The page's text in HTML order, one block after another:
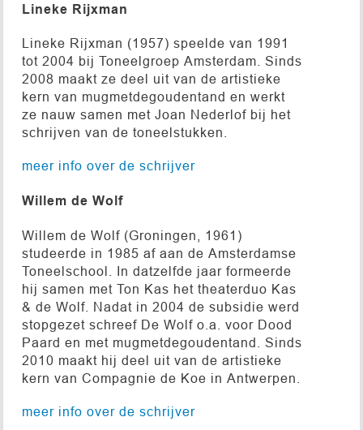
Lineke Rijxman
Lineke Rijxman (1957) speelde van 1991
tot 2004 bij Toneelgroep Amsterdam. Sinds
2008 maakt ze deel uit van de artistieke
kern van mugmetdegoudentand en werkt
ze nauw samen met Joan Nederlof bij het
schrijven van de toneelstukken.
meer info over de schrijver
Willem de Wolf
Willem de Wolf (Groningen, 1961)
studeerde in 1985 af aan de Amsterdamse
Toneelschool. In datzelfde jaar formeerde
hij samen met Ton Kas het theaterduo Kas
& de Wolf. Nadat in 2004 de subsidie werd
stopgezet schreef De Wolf o.a. voor Dood
Paard en met mugmetdegoudentand. Sinds
2010 maakt hij deel uit van de artistieke
kern van Compagnie de Koe in Antwerpen.
meer info over de schrijver